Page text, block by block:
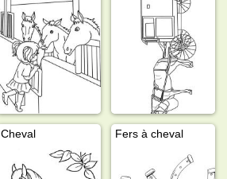
Cheval Fers à cheval